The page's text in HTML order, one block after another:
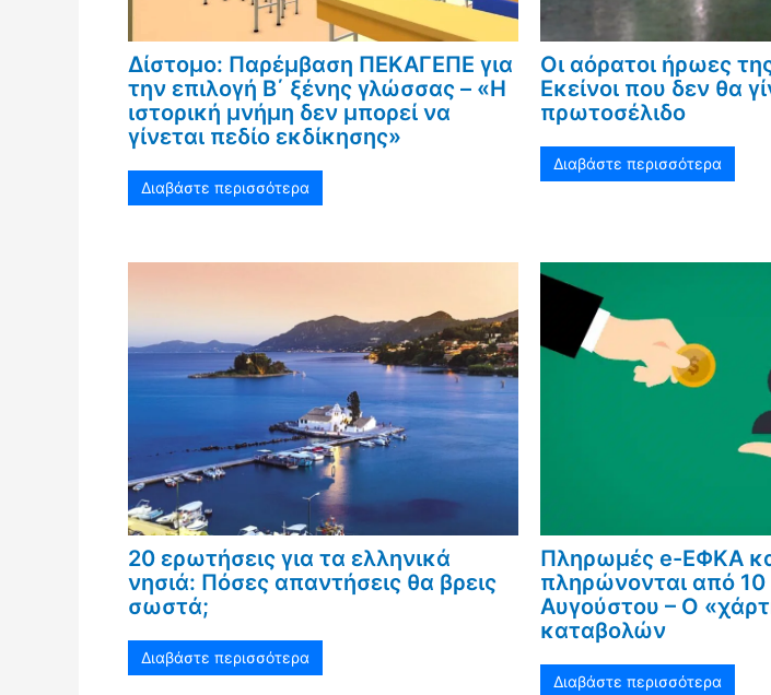
Δίστομο: Παρέμβαση ΠΕΚΑΓΕΠΕ για
την επιλογή Β΄ ξένης γλώσσας – «Η
ιστορική μνήμη δεν μπορεί να
γίνεται πεδίο εκδίκησης»
Διαβάστε περισσότερα
Οι αόρατοι ήρωες
Εκείνοι που δεν θα
πρωτοσέλιδο
Διαβάστε περισσότερα
20 ερωτήσεις για τα ελληνικά
νησιά: Πόσες απαντήσεις θα βρεις
σωστά;
Διαβάστε περισσότερα
Πληρωμές e-ΕΦΚΑ
πληρώνονται από
Αυγούστου – Ο
καταβολών
Διαβάστε περισσότερα